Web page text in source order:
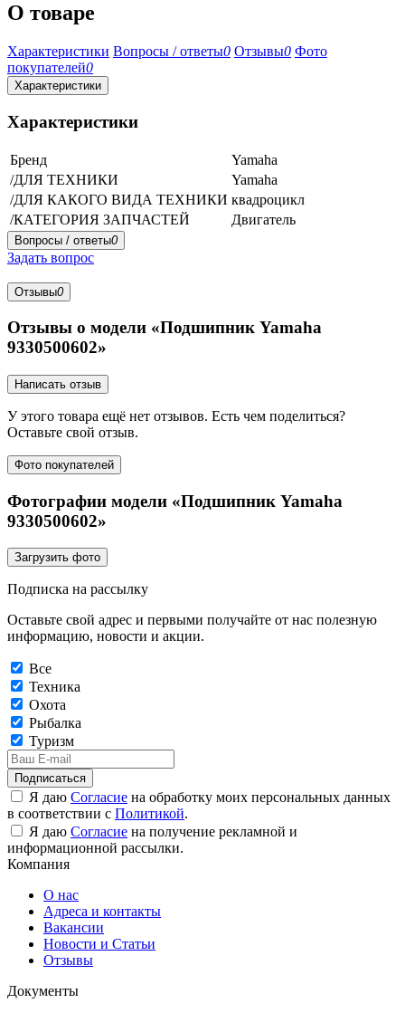
О товаре
Характеристики Вопросы / ответы0 Отзывы0 Фото
покупателей0
Характеристики
Характеристики
Бренд
Yamaha
/ДЛЯ ТЕХНИКИ
Yamaha
/ДЛЯ КАКОГО ВИДА ТЕХНИКИ квадроцикл
/КАТЕГОРИЯ ЗАПЧАСТЕЙ
Двигатель
Вопросы / ответы0
Задать вопрос
Отзывы0
Отзывы о модели «Подшипник Yamaha
9330500602»
Написать отзыв
У этого товара ещё нет отзывов. Есть чем поделиться?
Оставьте свой отзыв.
Фото покупателей
Фотографии модели «Подшипник Yamaha
9330500602»
Загрузить фото
Подписка на рассылку
Оставьте свой адрес и первыми получайте от нас полезную
информацию, новости и акции.
Все
Техника
Охота
Рыбалка
Туризм
Подписаться
Я даю Согласие на обработку моих персональных данных
в соответствии с Политикой.
Я даю Согласие на получение рекламной и
информационной рассылки.
Компания
О нас
Адреса и контакты
Вакансии
Новости и Статьи
Отзывы
Документы